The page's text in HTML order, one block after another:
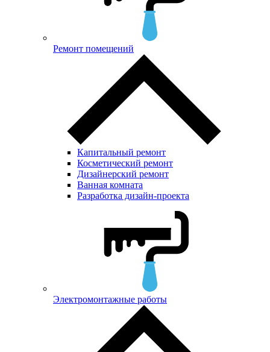
Ремонт помещений
Капитальный ремонт
Косметический ремонт
Дизайнерский ремонт
Ванная комната
Разработка дизайн-проекта
Электромонтажные работы